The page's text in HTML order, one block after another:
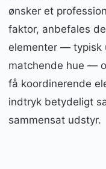
ønsker et
faktor, anbefales
elementer — typisk
matchende hue —
få koordinerende
indtryk betydeligt
sammensat udstyr.